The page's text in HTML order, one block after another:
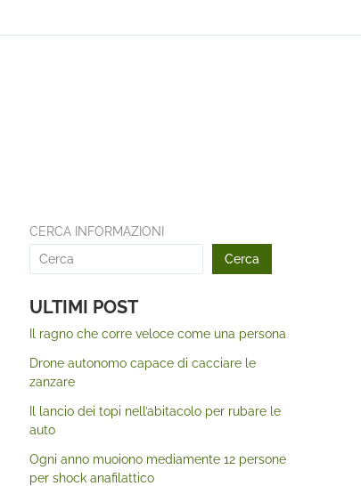
CERCA INFORMAZIONI
Cerca
ULTIMI POST
Il ragno che corre veloce come una persona
Drone autonomo capace di cacciare le
zanzare
Il lancio dei topi nell’abitacolo per rubare le
auto
Ogni anno muoiono mediamente 12 persone
per shock anafilattico